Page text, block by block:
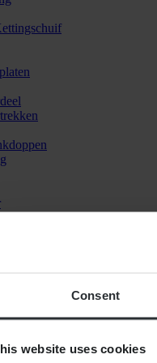
Consent
website uses cookies